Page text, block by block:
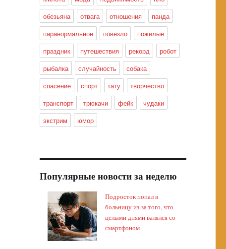
обезьяна
отвага отношения
панда
паранормальное
повезло
пожилые
праздник
путешествия рекорд
робот
рыбалка
случайность
собака
спасение
спорт тату
творчество
транспорт
трюкачи фейк
чудаки
экстрим
юмор
Популярные новости за неделю
Подросток попал в
больницу из-за того, что
целыми днями валялся со
смартфоном